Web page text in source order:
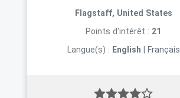
Flagstaff, United States
Points d'intérêt : 21
Langue(s) : English Français